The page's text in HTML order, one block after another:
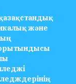
және